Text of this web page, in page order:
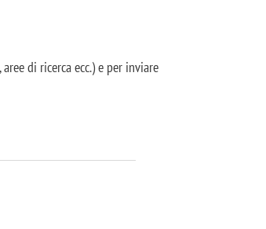
di ricerca ecc.) e per inviare